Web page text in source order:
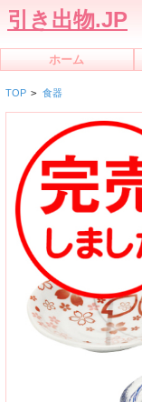
引き出物.JP
ホーム
TOP > 食器